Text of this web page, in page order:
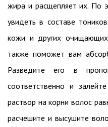
жира и расщепляет их. По
увидеть в составе
кожи и других очищающих
также поможет вам
Разведите его в
соответственно и
раствор на корни волос
расчешите и высушите